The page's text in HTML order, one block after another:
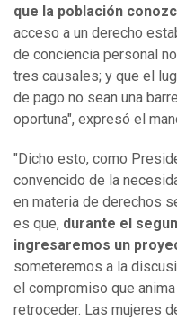
que la población
acceso a un derecho
de conciencia personal
tres causales; y que el
de pago no sean una
oportuna", expresó el
"Dicho esto, como
convencido de la
en materia de derechos
es que, durante el
ingresaremos un
someteremos a la
el compromiso que
retroceder. Las mujeres